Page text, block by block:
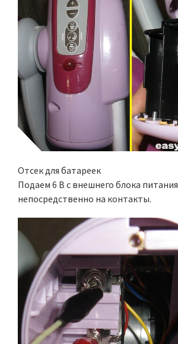
Отсек для батареек
Подаем 6 В с внешнего блока питания
непосредственно на контакты.